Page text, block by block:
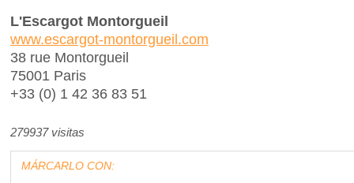
L'Escargot Montorgueil
www.escargot-montorgueil.com
38 rue Montorgueil
75001 Paris
+33 (0) 1 42 36 83 51
279937 visitas
MÁRCARLO CON: